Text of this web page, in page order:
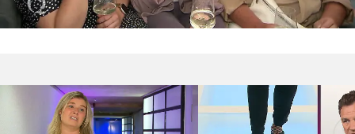
die Kandidatinnen fassungslos